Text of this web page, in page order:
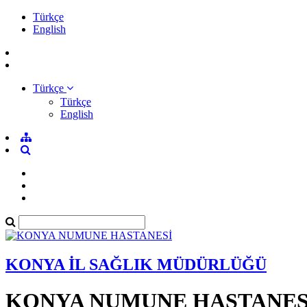
Türkçe
English
Türkçe
Türkçe
English
KONYA İL SAĞLIK MÜDÜRLÜĞÜ
KONYA NUMUNE